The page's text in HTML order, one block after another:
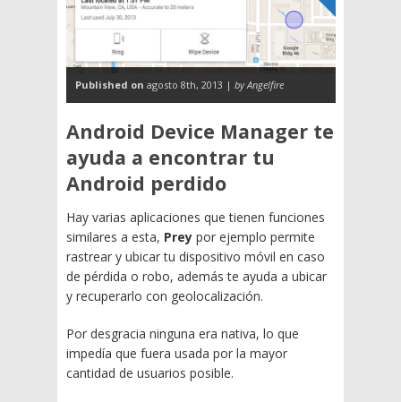
Published on agosto 8th, 2013 | by Angelfire
Android Device Manager te
ayuda a encontrar tu
Android perdido
Hay varias aplicaciones que tienen funciones
similares a esta, Prey por ejemplo permite
rastrear y ubicar tu dispositivo móvil en caso
de pérdida o robo, además te ayuda a ubicar
y recuperarlo con geolocalización.
Por desgracia ninguna era nativa, lo que
impedía que fuera usada por la mayor
cantidad de usuarios posible.